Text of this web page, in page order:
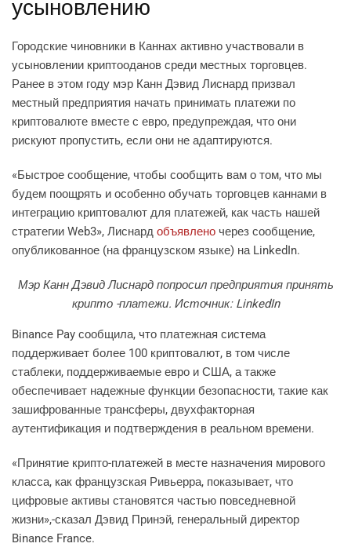
усыновлению
Городские чиновники в Каннах активно участвовали в
усыновлении криптооданов среди местных торговцев.
Ранее в этом году мэр Канн Дэвид Лиснард призвал
местный предприятия начать принимать платежи по
криптовалюте вместе с евро, предупреждая, что они
рискуют пропустить, если они не адаптируются.
«Быстрое сообщение, чтобы сообщить вам о том, что мы
будем поощрять и особенно обучать торговцев каннами в
интеграцию криптовалют для платежей, как часть нашей
стратегии Web3», Лиснард объявлено через сообщение,
опубликованное (на французском языке) на LinkedIn.
Мэр Канн Дэвид Лиснард попросил предприятия принять
крипто -платежи. Источник: LinkedIn
Binance Pay сообщила, что платежная система
поддерживает более 100 криптовалют, в том числе
стаблеки, поддерживаемые евро и США, а также
обеспечивает надежные функции безопасности, такие как
зашифрованные трансферы, двухфакторная
аутентификация и подтверждения в реальном времени.
«Принятие крипто-платежей в месте назначения мирового
класса, как французская Ривьерра, показывает, что
цифровые активы становятся частью повседневной
жизни»,-сказал Дэвид Принэй, генеральный директор
Binance France.